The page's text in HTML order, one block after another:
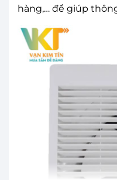
hàng,… để giúp